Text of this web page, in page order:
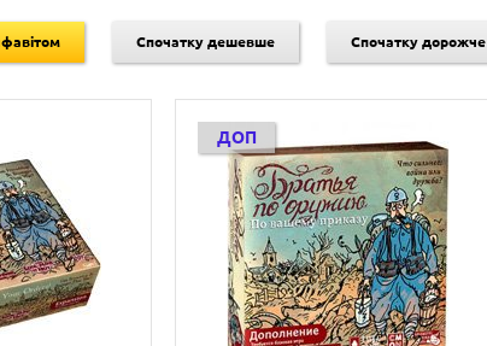
Спочатку дешевше Спочатку дорожче
ДОП